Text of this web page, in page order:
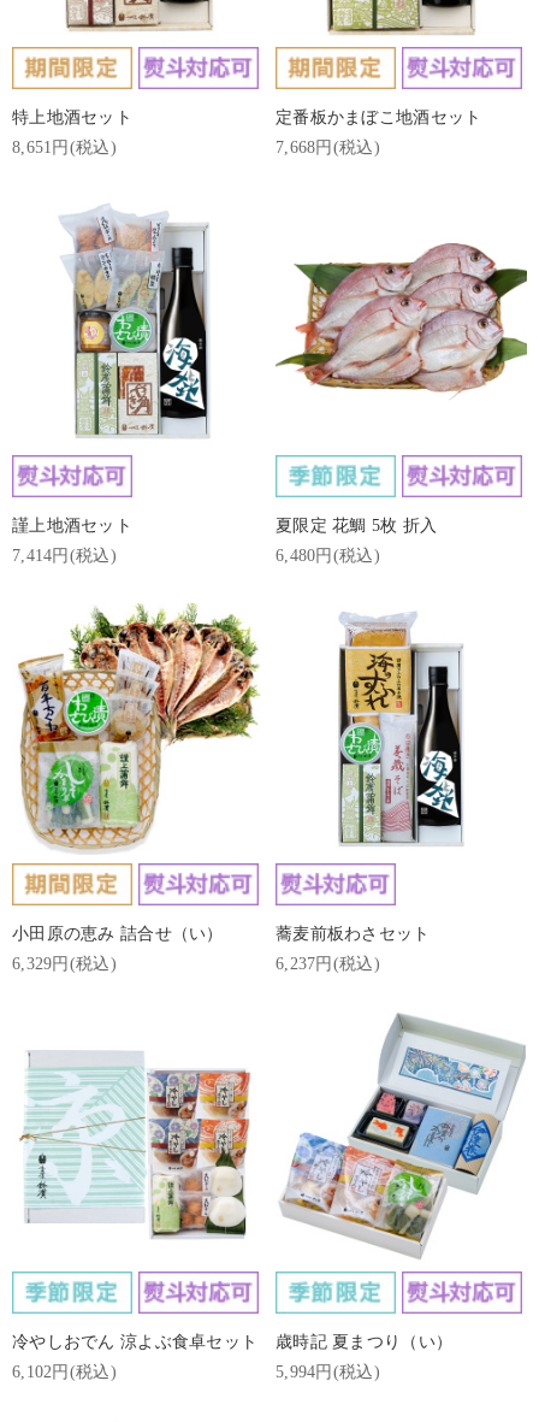
特上地酒セット
8,651円(税込)
定番板かまぼこ地酒セット
7,668円(税込)
謹上地酒セット
7,414円(税込)
夏限定 花鯛 5枚 折入
6,480円(税込)
小田原の恵み 詰合せ（い）
6,329円(税込)
蕎麦前板わさセット
6,237円(税込)
冷やしおでん 涼よぶ食卓セット
6,102円(税込)
歳時記 夏まつり（い）
5,994円(税込)